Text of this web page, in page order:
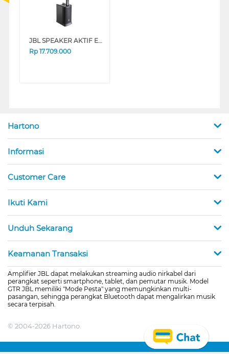
JBL SPEAKER AKTIF EON ONE MK2
Rp 17.709.000
Hartono
Informasi
Customer Care
Ikuti Kami
Unduh Sekarang
Keamanan Transaksi
Amplifier JBL dapat melakukan streaming audio nirkabel dari
perangkat seperti smartphone, tablet, dan pemutar musik. Model
GTR JBL memiliki "Mode Pesta" yang memungkinkan multi-
pasangan, sehingga perangkat Bluetooth dapat mengalirkan musik
secara terpisah.
© 2004-2026 Hartono.